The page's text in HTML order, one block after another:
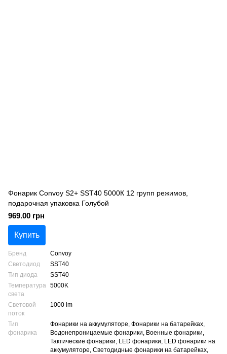
Фонарик Convoy S2+ SST40 5000К 12 групп режимов,
подарочная упаковка Голубой
969.00 грн
Купить
Бренд
Convoy
Светодиод
SST40
Тип диода
SST40
Температура
света
5000K
Световой
поток
1000 lm
Тип
фонарика
Фонарики на аккумуляторе, Фонарики на батарейках,
Водонепроницаемые фонарики, Военные фонарики,
Тактические фонарики, LED фонарики, LED фонарики на
аккумуляторе, Светодидные фонарики на батарейках,